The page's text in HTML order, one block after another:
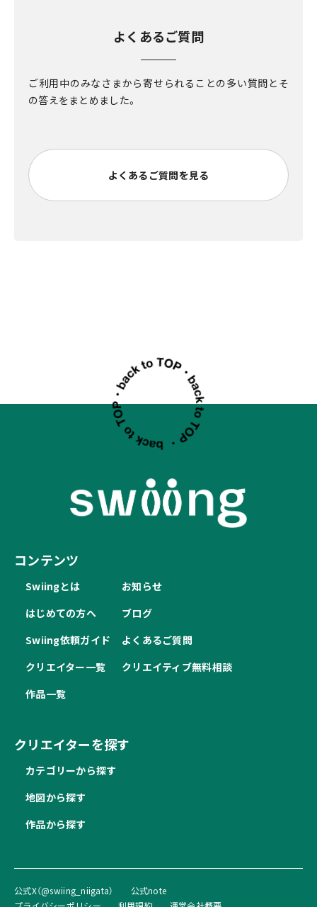
よくあるご質問
ご利用中のみなさまから寄せられることの多い質問とそ
の答えをまとめました。
よくあるご質問を見る
コンテンツ
Swiingとは
はじめての方へ
Swiing依頼ガイド
クリエイター一覧
作品一覧
お知らせ
ブログ
よくあるご質問
クリエイティブ無料相談
クリエイターを探す
カテゴリーから探す
地図から探す
作品から探す
公式X（@swiing_niigata）
公式note